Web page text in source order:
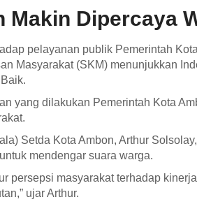
Makin Dipercaya
pelayanan publik Pemerintah
Masyarakat (SKM) menunjukkan
yang dilakukan Pemerintah Kota
Setda Kota Ambon, Arthur
mendengar suara warga.
persepsi masyarakat terhadap
ujar Arthur.